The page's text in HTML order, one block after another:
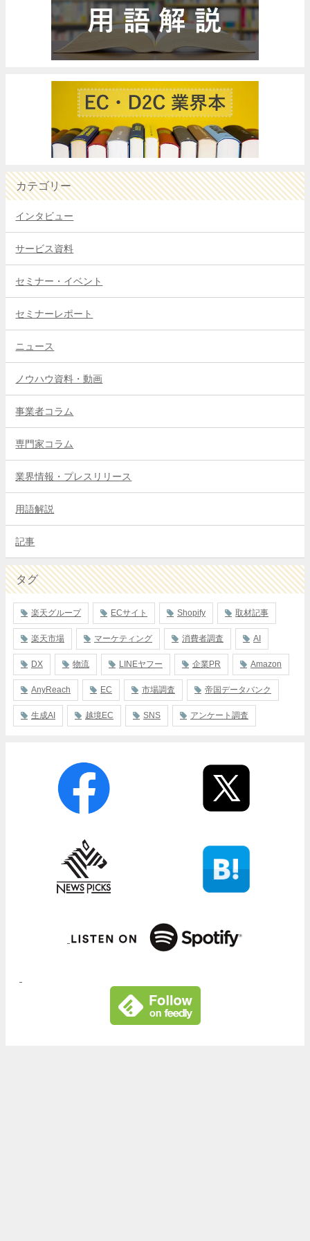
カテゴリー
インタビュー
サービス資料
セミナー・イベント
セミナーレポート
ニュース
ノウハウ資料・動画
事業者コラム
専門家コラム
業界情報・プレスリリース
用語解説
記事
タグ
楽天グループ ECサイト Shopify 取材記事
楽天市場 マーケティング 消費者調査 AI
DX 物流 LINEヤフー 企業PR Amazon
AnyReach EC 市場調査 帝国データバンク
生成AI 越境EC SNS アンケート調査